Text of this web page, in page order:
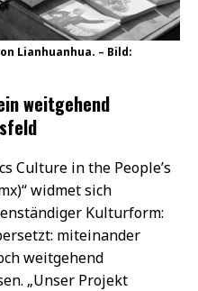
Lianhuanhua. – Bild:
weitgehend
Culture in the People’s
widmet sich
Kulturform:
miteinander
weitgehend
„Unser Projekt